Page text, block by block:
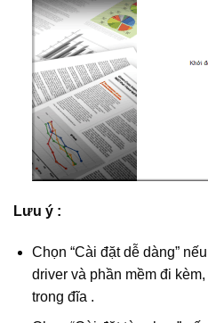
Lưu ý :
Chọn “Cài đặt dễ dàng”
driver và phần mềm đi
trong đĩa .